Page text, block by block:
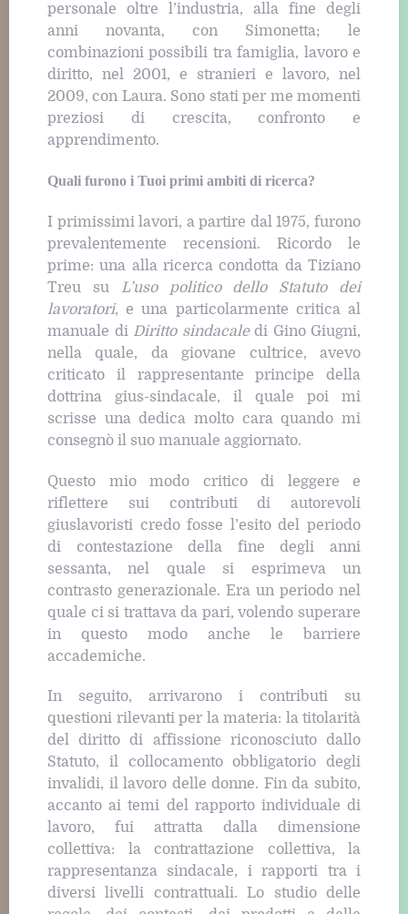
personale oltre l’industria, alla fine degli
anni novanta, con Simonetta; le
combinazioni possibili tra famiglia, lavoro e
diritto, nel 2001, e stranieri e lavoro, nel
2009, con Laura. Sono stati per me momenti
preziosi di crescita, confronto e
apprendimento.
Quali furono i Tuoi primi ambiti di ricerca?
I primissimi lavori, a partire dal 1975, furono
prevalentemente recensioni. Ricordo le
prime: una alla ricerca condotta da Tiziano
Treu su L’uso politico dello Statuto dei
lavoratori, e una particolarmente critica al
manuale di Diritto sindacale di Gino Giugni,
nella quale, da giovane cultrice, avevo
criticato il rappresentante principe della
dottrina gius-sindacale, il quale poi mi
scrisse una dedica molto cara quando mi
consegnò il suo manuale aggiornato.
Questo mio modo critico di leggere e
riflettere sui contributi di autorevoli
giuslavoristi credo fosse l’esito del periodo
di contestazione della fine degli anni
sessanta, nel quale si esprimeva un
contrasto generazionale. Era un periodo nel
quale ci si trattava da pari, volendo superare
in questo modo anche le barriere
accademiche.
In seguito, arrivarono i contributi su
questioni rilevanti per la materia: la titolarità
del diritto di affissione riconosciuto dallo
Statuto, il collocamento obbligatorio degli
invalidi, il lavoro delle donne. Fin da subito,
accanto ai temi del rapporto individuale di
lavoro, fui attratta dalla dimensione
collettiva: la contrattazione collettiva, la
rappresentanza sindacale, i rapporti tra i
diversi livelli contrattuali. Lo studio delle